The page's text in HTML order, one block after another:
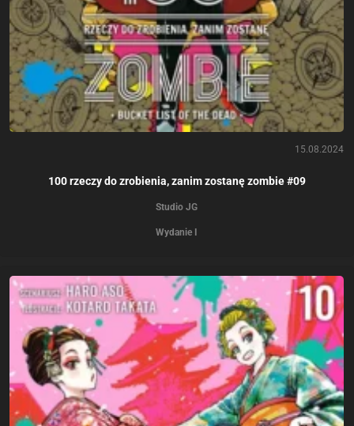
15.08.2024
100 rzeczy do zrobienia, zanim zostanę zombie #09
Studio JG
Wydanie I